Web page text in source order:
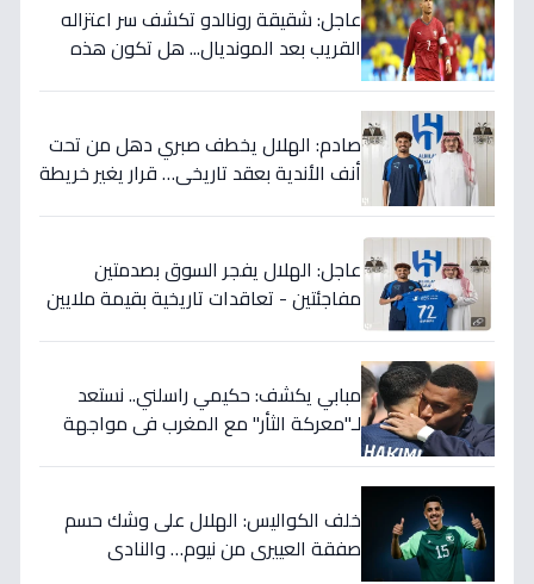
عاجل: شقيقة رونالدو تكشف سر اعتزاله
القريب بعد المونديال... هل تكون هذه
صادم: الهلال يخطف صبري دهل من تحت
أنف الأندية بعقد تاريخي… قرار يغير خريطة
عاجل: الهلال يفجر السوق بصدمتين
مفاجئتين - تعاقدات تاريخية بقيمة ملايين
مبابي يكشف: حكيمي راسلني.. نستعد
لـ"معركة الثأر" مع المغرب في مواجهة
خلف الكواليس: الهلال على وشك حسم
صفقة العييري من نيوم… والنادي